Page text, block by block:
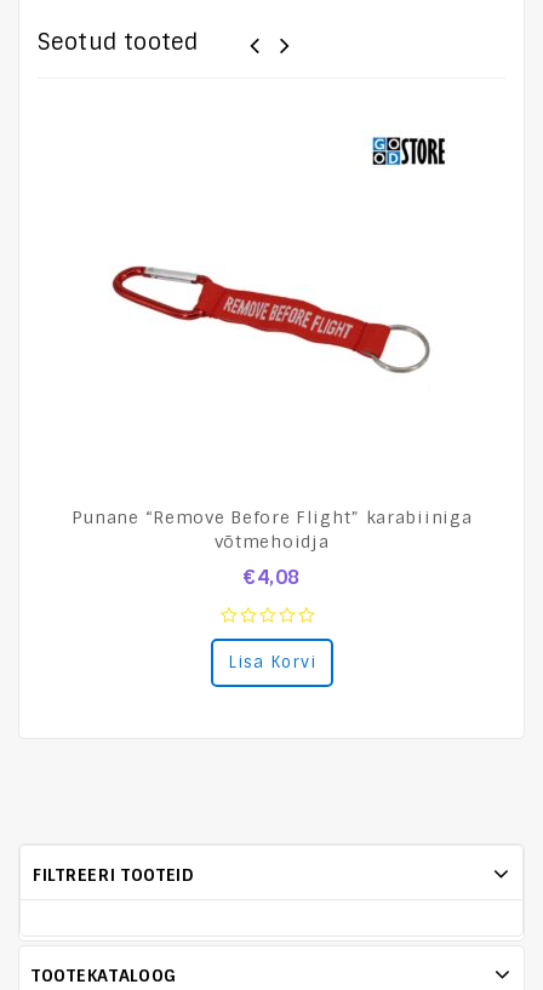
Seotud tooted
Punane “Remove Before Flight” karabiiniga
võtmehoidja
€4,08
0
out
of
Lisa Korvi
FILTREERI TOOTEID
TOOTEKATALOOG